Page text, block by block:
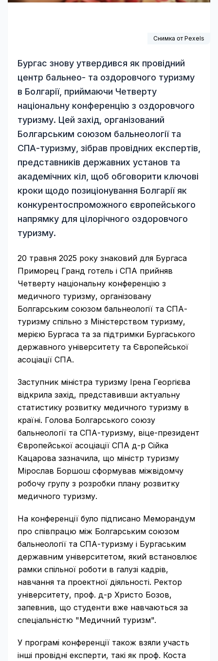
Снимка от Pexels
Бургас знову утвердився як провідний
центр бальнео- та оздоровчого туризму
в Болгарії, приймаючи Четверту
національну конференцію з оздоровчого
туризму. Цей захід, організований
Болгарським союзом бальнеології та
СПА-туризму, зібрав провідних експертів,
представників державних установ та
академічних кіл, щоб обговорити ключові
кроки щодо позиціонування Болгарії як
конкурентоспроможного європейського
напрямку для цілорічного оздоровчого
туризму.
20 травня 2025 року знаковий для Бургаса
Приморец Гранд готель і СПА прийняв
Четверту національну конференцію з
медичного туризму, організовану
Болгарським союзом бальнеології та СПА-
туризму спільно з Міністерством туризму,
мерією Бургаса та за підтримки Бургаського
державного університету та Європейської
асоціації СПА.
Заступник міністра туризму Ірена Георгієва
відкрила захід, представивши актуальну
статистику розвитку медичного туризму в
країні. Голова Болгарського союзу
бальнеології та СПА-туризму, віце-президент
Європейської асоціації СПА д-р Сійка
Кацарова зазначила, що міністр туризму
Мірослав Боршош сформував міжвідомчу
робочу групу з розробки плану розвитку
медичного туризму.
На конференції було підписано Меморандум
про співпрацю між Болгарським союзом
бальнеології та СПА-туризму і Бургаським
державним університетом, який встановлює
рамки спільної роботи в галузі кадрів,
навчання та проектної діяльності. Ректор
університету, проф. д-р Христо Бозов,
запевнив, що студенти вже навчаються за
спеціальністю "Медичний туризм".
У програмі конференції також взяли участь
інші провідні експерти, такі як проф. Коста